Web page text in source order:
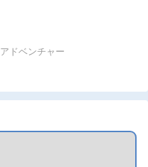
アドベンチャー